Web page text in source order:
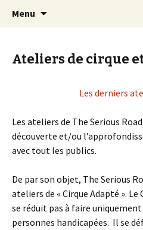
The Serious
Connexion Humanitaire
Menu
Ateliers de cirque
Les derniers
Les ateliers de The Serious
découverte et/ou
avec tout les publics.
De par son objet, The Serious
ateliers de « Cirque Adapté ».
se réduit pas à faire uniquement
personnes handicapées. Il se